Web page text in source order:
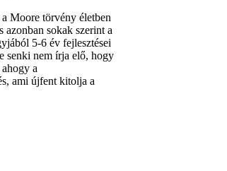
Moore törvény életben
azonban sokak szerint a
5-6 év fejlesztései
senki nem írja elő, hogy
a
ami újfent kitolja a